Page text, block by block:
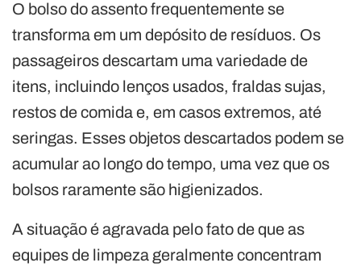
O bolso do assento frequentemente se
transforma em um depósito de resíduos. Os
passageiros descartam uma variedade de
itens, incluindo lenços usados, fraldas sujas,
restos de comida e, em casos extremos, até
seringas. Esses objetos descartados podem se
acumular ao longo do tempo, uma vez que os
bolsos raramente são higienizados.
A situação é agravada pelo fato de que as
equipes de limpeza geralmente concentram